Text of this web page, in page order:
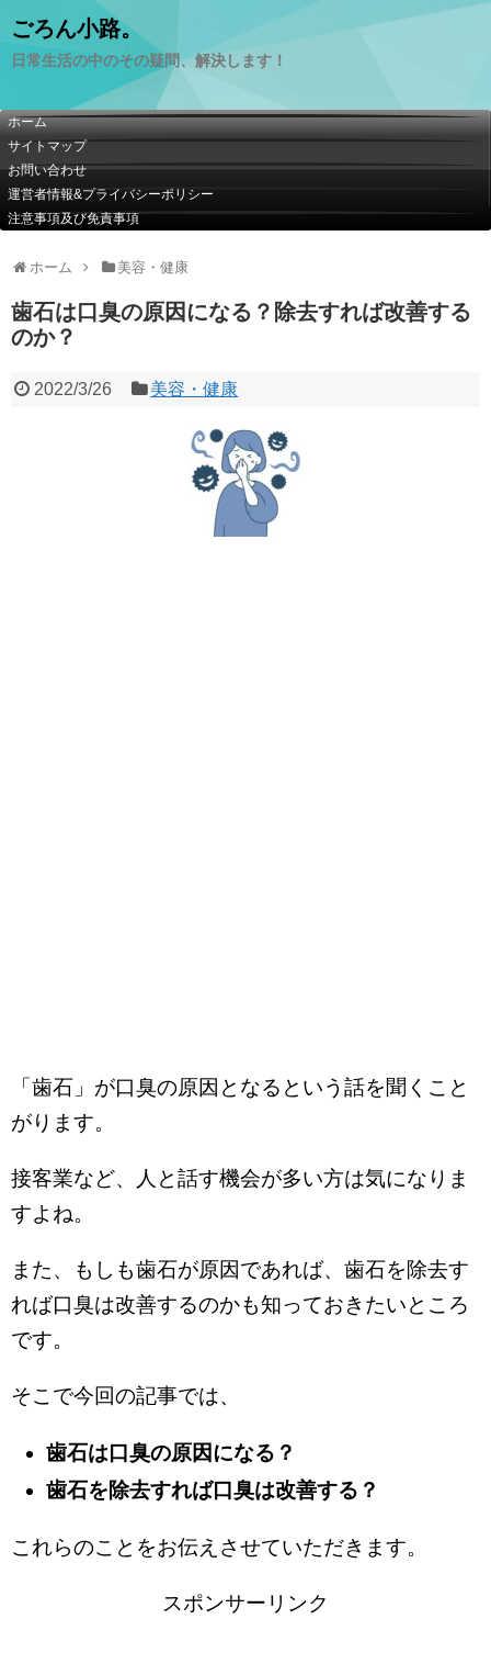
ごろん小路。
日常生活の中のその疑問、解決します！
ホーム
サイトマップ
お問い合わせ
運営者情報&プライバシーポリシー
注意事項及び免責事項
ホーム 美容・健康
歯石は口臭の原因になる？除去すれば改善する
のか？
2022/3/26 美容・健康
「歯石」が口臭の原因となるという話を聞くこと
がります。
接客業など、人と話す機会が多い方は気になりま
すよね。
また、もしも歯石が原因であれば、歯石を除去す
れば口臭は改善するのかも知っておきたいところ
です。
そこで今回の記事では、
歯石は口臭の原因になる？
歯石を除去すれば口臭は改善する？
これらのことをお伝えさせていただきます。
スポンサーリンク